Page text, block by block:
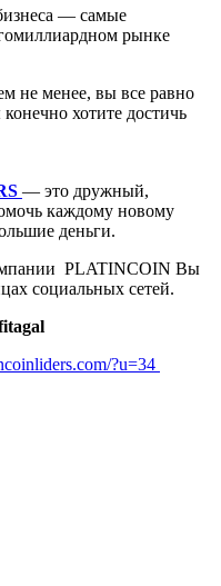
— самые
рынке
не менее, вы все равно
хотите достичь
— это дружный,
каждому новому
деньги.
PLATINCOIN Вы
социальных сетей.
?u=34